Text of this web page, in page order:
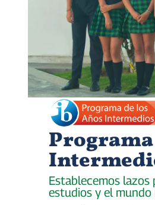
Programa
Establecemos
estudios y el mundo